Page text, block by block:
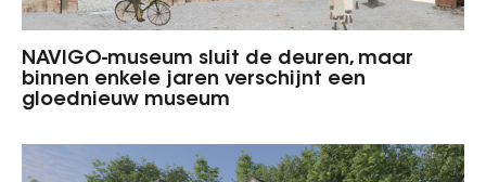
NAVIGO-museum sluit de deuren, maar
binnen enkele jaren verschijnt een
gloednieuw museum